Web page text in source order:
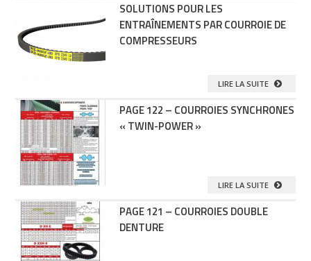
SOLUTIONS POUR LES
ENTRAÎNEMENTS PAR COURROIE DE
COMPRESSEURS
LIRE LA SUITE
PAGE 122 – COURROIES SYNCHRONES
« TWIN-POWER »
LIRE LA SUITE
PAGE 121 – COURROIES DOUBLE
DENTURE